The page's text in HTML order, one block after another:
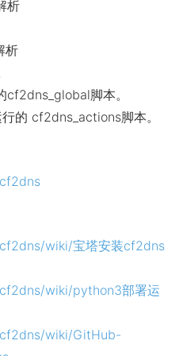
析
析
脚本。
的 cf2dns_actions脚本。
wiki/宝塔安装cf2dns
wiki/python3部署运
wiki/GitHub-